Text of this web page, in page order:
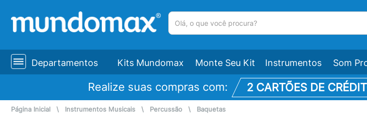
Departamentos Kits Mundomax Monte Seu Kit Instrumentos Som
Realize suas compras com: 2 CARTÕES DE
Página Inicial \ Instrumentos Musicais \ Percussão \ Baquetas